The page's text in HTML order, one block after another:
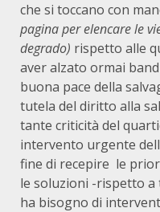
che si toccano con
pagina per elencare le
degrado) rispetto alle
aver alzato ormai
buona pace della
tutela del diritto alla
tante criticità del
intervento urgente
fine di recepire le
le soluzioni -rispetto
ha bisogno di